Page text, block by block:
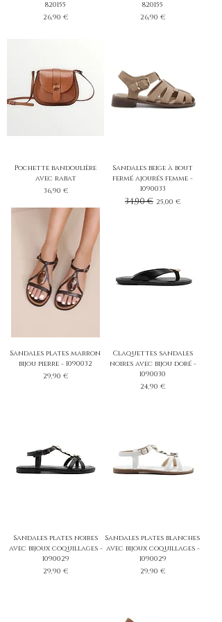
820155
Prix
26,90 €
820155
Prix
26,90 €
Pochette bandoulière
avec rabat
Prix
36,90 €
Sandales beige à bout
fermé ajourés femme -
1090033
Prix original
34,90 € Prix promotionnel
25,00 €
Sandales plates marron
bijou pierre - 1090032
Prix
29,90 €
Claquettes sandales
noires avec bijou doré -
1090030
Prix
24,90 €
Sandales plates noires
avec bijoux coquillages -
1090029
Prix
29,90 €
Sandales plates blanches
avec bijoux coquillages -
1090029
Prix
29,90 €